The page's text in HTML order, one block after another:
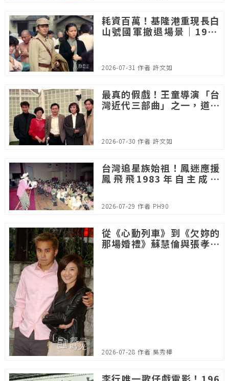
耗資百萬！基隆港重現長白
山號國軍撤退場景｜1997
2026-07-31 作者 許文如
最真的假戲！王童導演「台
灣近代三部曲」之一，道盡
2026-07-30 作者 許文如
台灣追星族始祖！鳳迷應援
鳳飛飛1983年自主成立
2026-07-29 作者 PH90
從《心動列車》到《欠妳的
那場婚禮》蘇慧倫與張孝全
2026-07-28 作者 吳秀樺